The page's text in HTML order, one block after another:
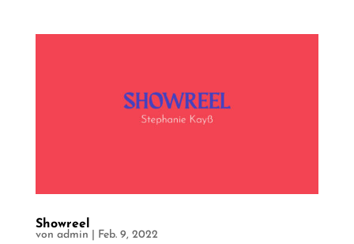
Showreel
von admin Feb. 9, 2022